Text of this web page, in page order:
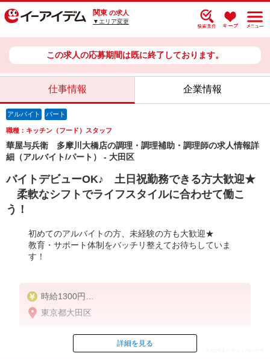
関東 の求人
▼エリア変更
この求人の応募期間は既に終了しております。
仕事情報 企業情報
アルバイト パート
職種：キッチン（フード）スタッフ
華屋与兵衛 多摩川大橋店の調理・調理補助・調理師の求人情報詳
細（アルバイト/パート） - 大田区
バイトデビューOK♪ 土日祝勤務できる方大歓迎★
柔軟なシフトでライフスタイルに合わせて働こ
う！
初めてのアルバイトの方、未経験の方も大歓迎★
教育・サポート体制をバッチリ整えてお待ちしていま
す！
時給1300円
※22:00以降は時給1625円
※高校生時給1226円
土日・祝は時給＋50円
東京都大田区
ID：AE0417440952
詳細を見る